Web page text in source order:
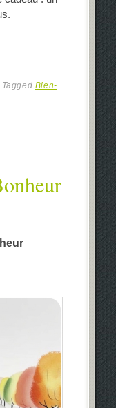
Tagged Bien-